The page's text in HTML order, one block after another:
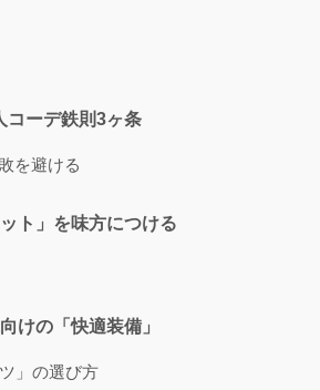
コーデ鉄則3ヶ条
を避ける
ト」を味方につける
けの「快適装備」
」の選び方